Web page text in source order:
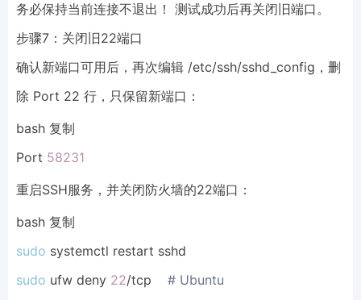
务必保持当前连接不退出！ 测试成功后再关闭旧端口。
步骤7：关闭旧22端口
确认新端口可用后，再次编辑 /etc/ssh/sshd_config，删
除 Port 22 行，只保留新端口：
bash 复制
Port 58231
重启SSH服务，并关闭防火墙的22端口：
bash 复制
sudo
sudo ufw deny 22/tcp # Ubuntu